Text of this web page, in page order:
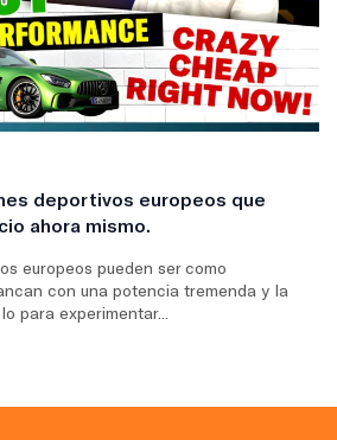
deportivos europeos que
ahora mismo.
europeos pueden ser como
con una potencia tremenda y la
para experimentar...